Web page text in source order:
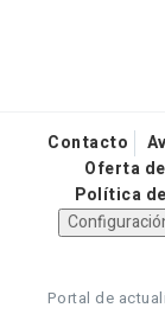
Contacto
Oferta
Política
Portal de